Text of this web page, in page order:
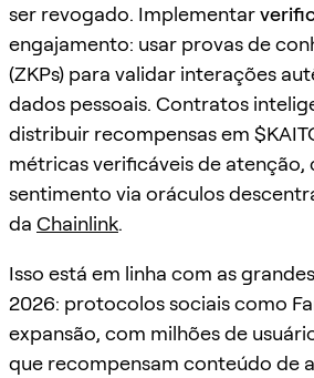
ser revogado. Implementar
engajamento: usar provas de
(ZKPs) para validar interações
dados pessoais. Contratos
distribuir recompensas em
métricas verificáveis de atenção,
sentimento via oráculos
da Chainlink.
Isso está em linha com as
2026: protocolos sociais como
expansão, com milhões de
que recompensam conteúdo de